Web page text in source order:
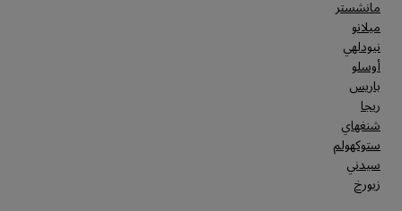
مانشستر
ميلانو
نيودلهي
أوسلو
باريس
ريجا
شنغهاي
ستوكهولم
سيدني
زيورخ